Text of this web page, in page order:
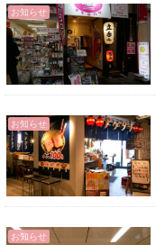
お知らせ
お知らせ
お知らせ